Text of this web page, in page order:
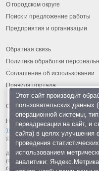
О городском округе
Поиск и предложение работы
Предприятия и организации
Обратная связь
Политика обработки
Соглашение об использовании
Правила портала
На информационном ресурсе
технологии
© 2013-2026 «ОИНФО»,
Для читателей: В России признаны
(Фонд борьбы с коррупцией,
большевистская партия»,
Этот сайт производит
пользовательских данных
операционной системы,
переадресации на сайт, и
сайта) в целях улучшения
проведения
использованием
аналитики: